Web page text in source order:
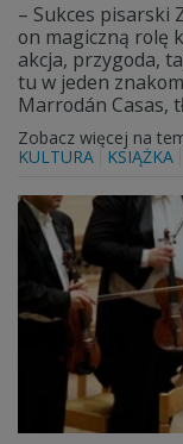
– Sukces pisarski
on magiczną rolę
akcja, przygoda,
tu w jeden
Marrodán Casas,
Zobacz więcej na
KULTURA
KSIĄŻKA